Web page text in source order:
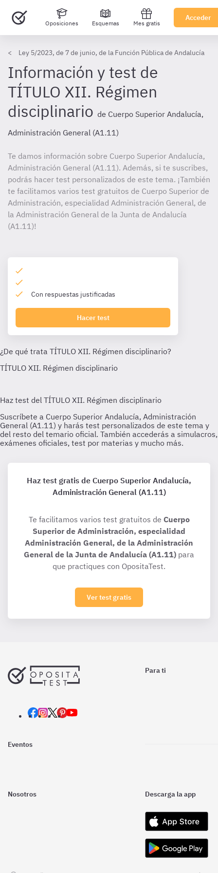
Oposiciones Esquemas Mes gratis
Acceder
Ley 5/2023, de 7 de junio, de la Función Pública de Andalucía
Información y test de
TÍTULO XII. Régimen
disciplinario de Cuerpo Superior Andalucía,
Administración General (A1.11)
Te damos información sobre Cuerpo Superior Andalucía,
Administración General (A1.11). Además, si te suscribes,
podrás hacer test personalizados de este tema. ¡También
te facilitamos varios test gratuitos de Cuerpo Superior de
Administración, especialidad Administración General, de
la Administración General de la Junta de Andalucía
(A1.11)!
Con respuestas justificadas
Hacer test
Haz test gratis de Cuerpo Superior Andalucía,
Administración General (A1.11)
Te facilitamos varios test gratuitos de Cuerpo
Superior de Administración, especialidad
Administración General, de la Administración
General de la Junta de Andalucía (A1.11) para
que practiques con OpositaTest.
Ver test gratis
Para ti
Eventos
Nosotros Descarga la app